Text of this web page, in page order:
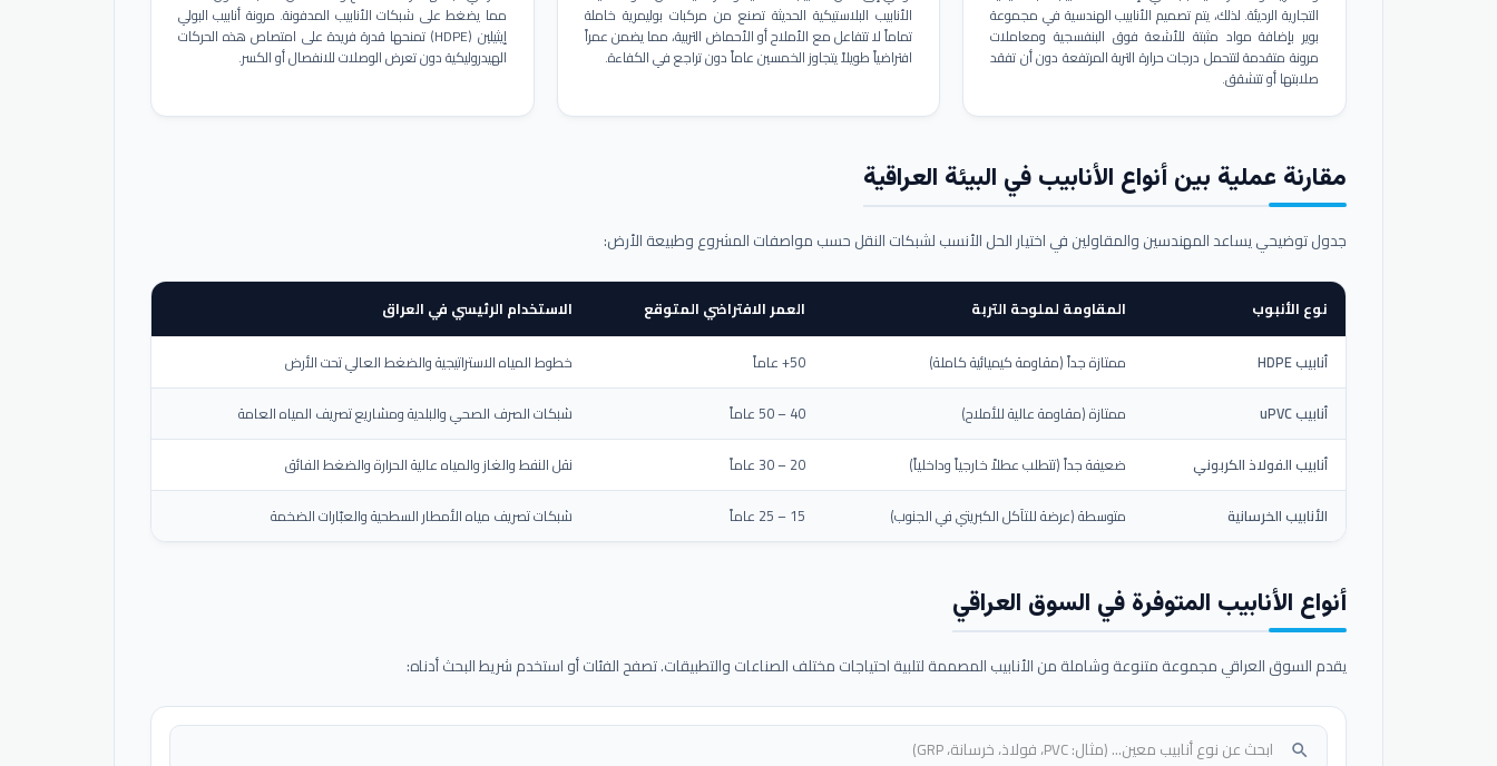
التجارية الرديئة. لذلك، يتم تصميم الأنابيب الهندسية في مجموعة
بوير بإضافة مواد مثبتة للأشعة فوق البنفسجية ومعاملات
مرونة متقدمة لتتحمل درجات حرارة التربة المرتفعة دون أن تفقد
صلابتها أو تتشقق.
الأنابيب البلاستيكية الحديثة تصنع من مركبات بوليمرية خاملة
تماماً لا تتفاعل مع الأملاح أو الأحماض التربية، مما يضمن عمراً
افتراضياً طويلاً يتجاوز الخمسين عاماً دون تراجع في الكفاءة.
مما يضغط على شبكات الأنابيب المدفونة. مرونة أنابيب البولي
إيثيلين (HDPE) تمنحها قدرة فريدة على امتصاص هذه الحركات
الهيدروليكية دون تعرض الوصلات للانفصال أو الكسر.
مقارنة عملية بين أنواع الأنابيب في البيئة العراقية
جدول توضيحي يساعد المهندسين والمقاولين في اختيار الحل الأنسب لشبكات النقل حسب مواصفات المشروع وطبيعة الأرض:
نوع الأنبوب المقاومة لملوحة التربة العمر الافتراضي المتوقع الاستخدام الرئيسي في العراق
أنابيب HDPE ممتازة جداً (مقاومة كيميائية كاملة) 50+ عاماً
خطوط المياه الاستراتيجية والضغط العالي تحت الأرض
أنابيب uPVC
ممتازة (مقاومة عالية للأملاح) 40 – 50 عاماً
شبكات الصرف الصحي والبلدية ومشاريع تصريف المياه العامة
أنابيب الفولاذ الكربوني
ضعيفة جداً (تتطلب عطلاً خارجياً وداخلياً) 20 – 30 عاماً
نقل النفط والغاز والمياه عالية الحرارة والضغط الفائق
الأنابيب الخرسانية
متوسطة (عرضة للتآكل الكبريتي في الجنوب) 15 – 25 عاماً شبكات تصريف مياه الأمطار السطحية والعبّارات الضخمة
أنواع الأنابيب المتوفرة في السوق العراقي
يقدم السوق العراقي مجموعة متنوعة وشاملة من الأنابيب المصممة لتلبية احتياجات مختلف الصناعات والتطبيقات. تصفح الفئات أو استخدم شريط البحث أدناه:
search